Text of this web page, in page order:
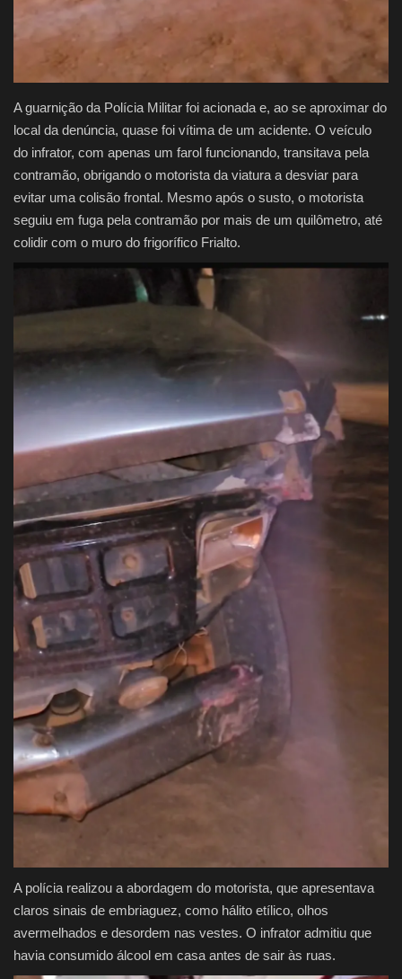
A guarnição da Polícia Militar foi acionada e, ao se aproximar do
local da denúncia, quase foi vítima de um acidente. O veículo
do infrator, com apenas um farol funcionando, transitava pela
contramão, obrigando o motorista da viatura a desviar para
evitar uma colisão frontal. Mesmo após o susto, o motorista
seguiu em fuga pela contramão por mais de um quilômetro, até
colidir com o muro do frigorífico Frialto.
A polícia realizou a abordagem do motorista, que apresentava
claros sinais de embriaguez, como hálito etílico, olhos
avermelhados e desordem nas vestes. O infrator admitiu que
havia consumido álcool em casa antes de sair às ruas.